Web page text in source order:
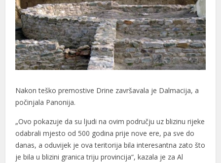
Nakon teško premostive Drine završavala je Dalmacija, a
počinjala Panonija.
„Ovo pokazuje da su ljudi na ovim području uz blizinu rijeke
odabrali mjesto od 500 godina prije nove ere, pa sve do
danas, a oduvijek je ova teritorija bila interesantna zato što
je bila u blizini granica triju provincija“, kazala je za Al